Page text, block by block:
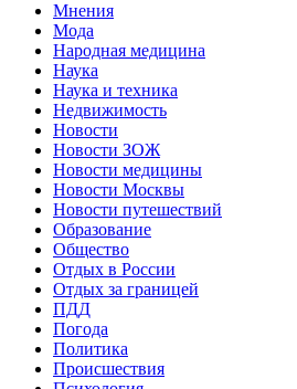
Мнения
Мода
Народная медицина
Наука
Наука и техника
Недвижимость
Новости
Новости ЗОЖ
Новости медицины
Новости Москвы
Новости путешествий
Образование
Общество
Отдых в России
Отдых за границей
ПДД
Погода
Политика
Происшествия